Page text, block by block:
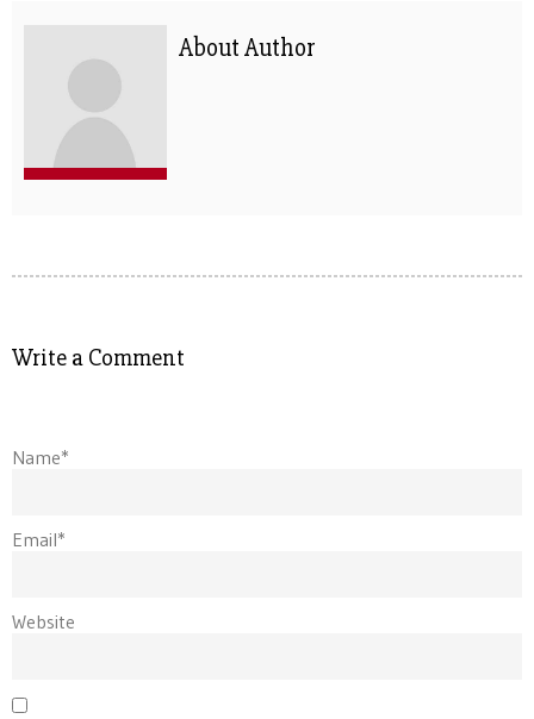
About Author
Write a Comment
Name*
Email*
Website